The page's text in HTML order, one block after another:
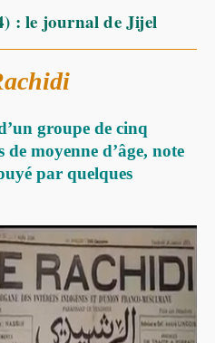
: le journal de Jijel
groupe de cinq
moyenne d’âge, note
par quelques